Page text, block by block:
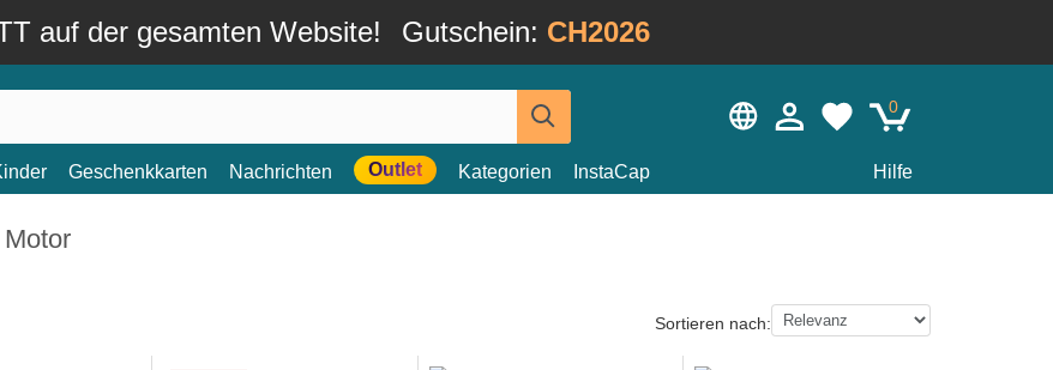
auf der gesamten Website! Gutschein: CH2026
0
Geschenkkarten Nachrichten Outlet Kategorien InstaCap Hilfe
Sortieren nach: